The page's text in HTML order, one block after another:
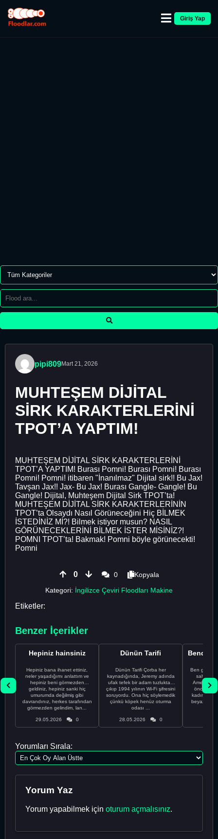
Giriş Yap
pipi809Mart 21, 2026
MUHTEŞEM DİJİTAL
SİRK KARAKTERLERİNİ
TPOT’A YAPTIM!
MUHTEŞEM DİJİTAL SİRK KARAKTERLERİNİ
TPOT’A YAPTIM! Burası Pomni! Burası Pomni! Burası
Pomni! Pomni! itibaren "İnanılmaz" Dijital sirk!! Bu Jax!
Tavşan Jax!! Jax- Bu Jax! Burası Gangle- Gangle! Bu
Gangle! Dijital, Muhteşem Dijital Sirk TPOT’ta!
MUHTEŞEM DİJİTAL SİRK KARAKTERLERİNİN
TPOT’ta Olsaydı Nasıl Görüneceğini Hiç BİLMEK
İSTEDİNİZ Mİ?! Bilmek istiyor musun? NASIL
GÖRÜNECEKLERİNİ BİLMEK İSTER MİSİNİZ?!
POMNI TPOT’ta! Bakmak! Pomni böyle görünecekti!
Pomni
0 0
Kopyala
Kategori: İngilizce Çeviri Floodları Makine
Etiketler:
Benzer İçerikler
Hepiniz hainsiniz
Hepiniz bana ihanet ettiniz,
neler yaşadığımı anlattım ve
hepiniz beni görmezden
geldiniz, hepiniz sanki hiç
umurumda değilmiş gibi
davrandınız, herkes tarafından
görmezden gelindim, lan...
29.05.2026 0
Dünün Tarifi
Dünün Tarifi Çorba her
kaynadığında, Jeremy adında
ufak tefek bir adam tuzluktan
çıkıp 1994 yılının Wi-Fi şifresini
soruyordu. Ona hiç söylemedik
çünkü köpek henüz oturma
odası ...
28.05.2026 0
Ben gururlu
sahip
önce
kadınla
beyaz
Yorumları Sırala:
Yorum Yaz
Yorum yapabilmek için oturum açmalısınız.